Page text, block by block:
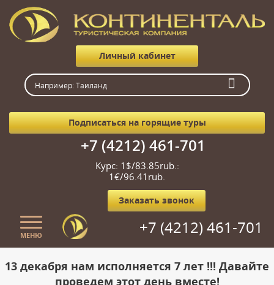
Личный кабинет
Подписаться на горящие туры
+7 (4212) 461-701
Курс: 1$/83.85rub.:
1€/96.41rub.
Заказать звонок
МЕНЮ +7 (4212) 461-701
О нас
13 декабря нам исполняется 7 лет !!! Давайте
проведем этот день вместе!